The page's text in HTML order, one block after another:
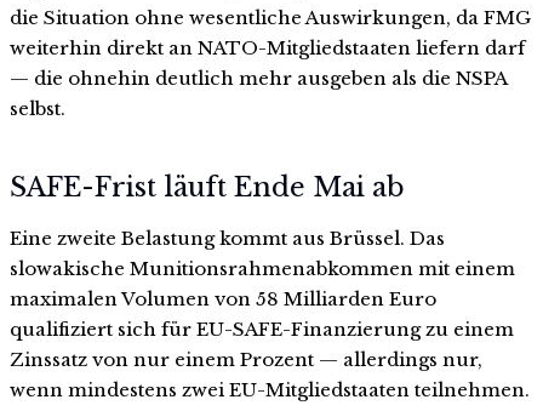
die Situation ohne wesentliche Auswirkungen, da FMG
weiterhin direkt an NATO-Mitgliedstaaten liefern darf
— die ohnehin deutlich mehr ausgeben als die NSPA
selbst.
SAFE-Frist läuft Ende Mai ab
Eine zweite Belastung kommt aus Brüssel. Das
slowakische Munitionsrahmenabkommen mit einem
maximalen Volumen von 58 Milliarden Euro
qualifiziert sich für EU-SAFE-Finanzierung zu einem
Zinssatz von nur einem Prozent — allerdings nur,
wenn mindestens zwei EU-Mitgliedstaaten teilnehmen.